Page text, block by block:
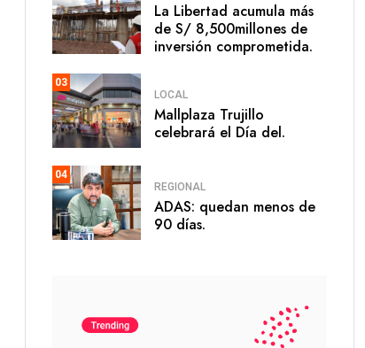
La Libertad acumula más
de S/ 8,500millones de
inversión comprometida.
03
LOCAL
Mallplaza Trujillo
celebrará el Día del.
04
REGIONAL
ADAS: quedan menos de
90 días.